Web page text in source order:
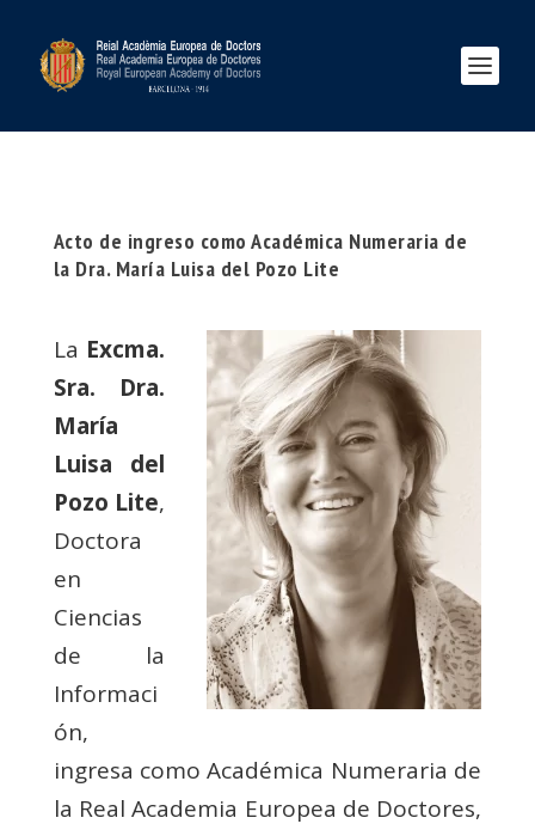
Acto de ingreso como Académica Numeraria de
la Dra. María Luisa del Pozo Lite
La Excma.
Sra. Dra.
María
Luisa del
Pozo Lite,
Doctora
en
Ciencias
de la
Informaci
ón,
ingresa como Académica Numeraria de
la Real Academia Europea de Doctores,